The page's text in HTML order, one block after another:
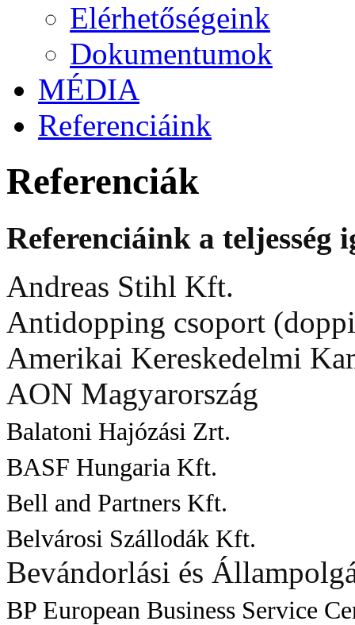
Elérhetőségeink
Dokumentumok
MÉDIA
Referenciáink
Referenciák
Referenciáink a teljesség
Andreas Stihl Kft.
Antidopping csoport
Amerikai Kereskedelmi
AON Magyarország
Balatoni Hajózási Zrt.
BASF Hungaria Kft.
Bell and Partners Kft.
Belvárosi Szállodák Kft.
Bevándorlási és
BP European Business Service